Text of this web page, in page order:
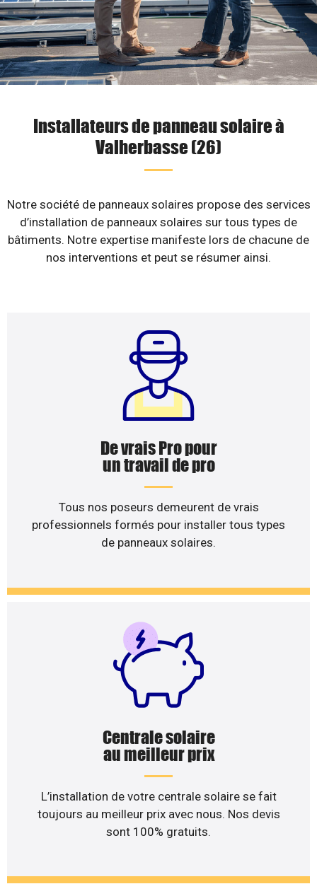
Installateurs de panneau solaire à
Valherbasse (26)
Notre société de panneaux solaires propose des services
d’installation de panneaux solaires sur tous types de
bâtiments. Notre expertise manifeste lors de chacune de
nos interventions et peut se résumer ainsi.
De vrais Pro pour
un travail de pro
Tous nos poseurs demeurent de vrais
professionnels formés pour installer tous types
de panneaux solaires.
Centrale solaire
au meilleur prix
L’installation de votre centrale solaire se fait
toujours au meilleur prix avec nous. Nos devis
sont 100% gratuits.